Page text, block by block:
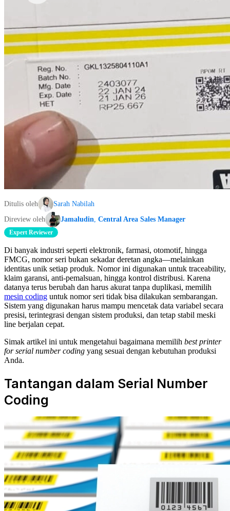
Ditulis oleh
Sarah Nabilah
Direview oleh
Jamaludin Central Area Sales Manager
Expert Reviewer
Di banyak industri seperti elektronik, farmasi, otomotif, hingga
FMCG, nomor seri bukan sekadar deretan angka—melainkan
identitas unik setiap produk. Nomor ini digunakan untuk traceability,
klaim garansi, anti-pemalsuan, hingga kontrol distribusi. Karena
datanya terus berubah dan harus akurat tanpa duplikasi, memilih
mesin coding untuk nomor seri tidak bisa dilakukan sembarangan.
Sistem yang digunakan harus mampu mencetak data variabel secara
presisi, terintegrasi dengan sistem produksi, dan tetap stabil meski
line berjalan cepat.
Simak artikel ini untuk mengetahui bagaimana memilih best printer
for serial number coding yang sesuai dengan kebutuhan produksi
Anda.
Tantangan dalam Serial Number
Coding